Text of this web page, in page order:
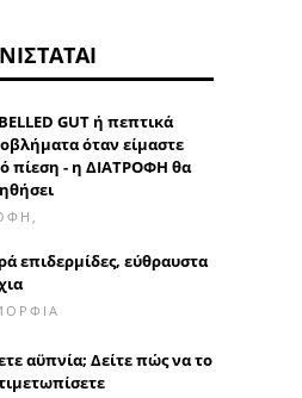
GUT ή πεπτικά
όταν είμαστε
πίεση - η ΔΙΑΤΡΟΦΗ θα
επιδερμίδες, εύθραυστα
αϋπνία; Δείτε πώς να το